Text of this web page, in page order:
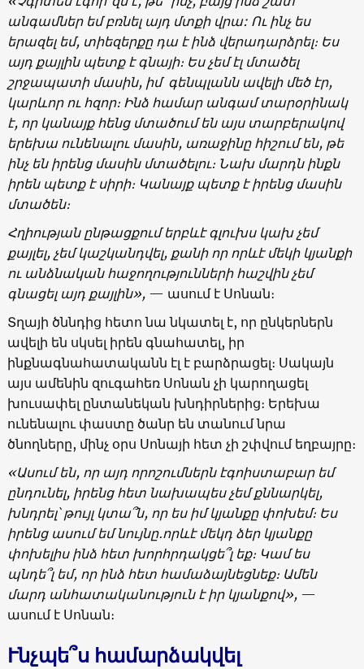
անգամներ եմ բռնել այդ մտքի վրա: Ու ինչ ես
երազել եմ, տիեզերքը դա է ինձ վերադարձրել։ Ես
այդ քայլին պետք է գնայի։ Ես չեմ էլ մտածել
շրջապատի մասին, իմ գենպլանն ավելի մեծ էր,
կարևոր ու հզոր։ Ինձ համար անգամ տարօրինակ
է, որ կանայք հենց մտածում են այս տարբերակով
երեխա ունենալու մասին, առաջինը հիշում են, թե
ինչ են իրենց մասին մտածելու։ Նախ մարդն ինքն
իրեն պետք է սիրի։ Կանայք պետք է իրենց մասին
մտածեն։
Հղիության ընթացքում երբևէ գլուխս կախ չեմ
քայլել, չեմ կաշկանդվել, քանի որ որևէ մեկի կյանքի
ու անձնական հաջողությունների հաշվին չեմ
գնացել այդ քայլին»,— ասում է Սոնան։
Տղայի ծննդից հետո նա նկատել է, որ ընկերներն
ավելի են սկսել իրեն գնահատել, իր
ինքնագնահատականն էլ է բարձրացել։ Սակայն
այս ամենին զուգահեռ Սոնան չի կարողացել
խուսափել ընտանեկան խնդիրներից։ Երեխա
ունենալու փաստը ծանր են տանում նրա
ծնողները, մինչ օրս Սոնայի հետ չի շփվում եղբայրը։
«Ասում են, որ այդ որոշումներն էգոիստաբար եմ
ընդունել, իրենց հետ նախապեսչեմքննարկել,
խնդրել՝ թույլ կտա՞ն, որ ես իմ կյանքը փոխեմ։ Ես
իրենց ասում եմ նույնը․որևէ մեկդ ձեր կյանքը
փոխելիս ինձ հետ խորհրդակցե՞լ եք։ Կամ ես
պնդե՞լ եմ, որ ինձ հետ համաձայնեցնեք։ Ամեն
մարդ անհատականություն է իր կյանքով»,—
ասում է Սոնան։
Ւնչպե՞ս համարձակվել